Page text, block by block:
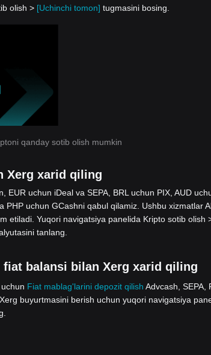
olish > [Uchinchi tomon] tugmasini bosing.
qanday sotib olish mumkin
Xerg xarid qiling
EUR uchun iDeal va SEPA, BRL uchun PIX, AUD
PHP uchun GCashni qabul qilamiz. Ushbu xizmatlar
etiladi. Yuqori navigatsiya panelida Kripto sotib olish
tanlang.
balansi bilan Xerg xarid qiling
Fiat mablag'larini depozit qilish Advcash, SEPA,
buyurtmasini berish uchun yuqori navigatsiya